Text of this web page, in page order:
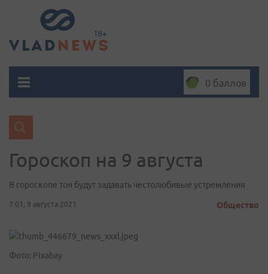
0 баллов
Гороскоп на 9 августа
В гороскопе тон будут задавать честолюбивые устремления
7:01, 9 августа 2021 Общество
Фото: Pixabay